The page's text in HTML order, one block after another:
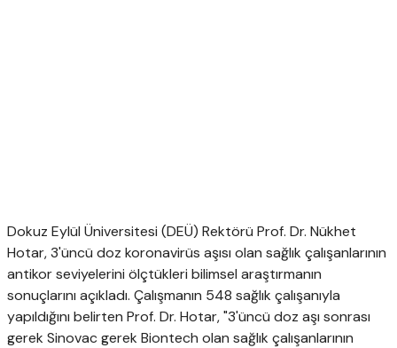
Dokuz Eylül Üniversitesi (DEÜ) Rektörü Prof. Dr. Nükhet
Hotar, 3'üncü doz koronavirüs aşısı olan sağlık çalışanlarının
antikor seviyelerini ölçtükleri bilimsel araştırmanın
sonuçlarını açıkladı. Çalışmanın 548 sağlık çalışanıyla
yapıldığını belirten Prof. Dr. Hotar, "3'üncü doz aşı sonrası
gerek Sinovac gerek Biontech olan sağlık çalışanlarının